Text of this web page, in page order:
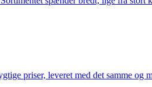
priser, leveret med det samme og